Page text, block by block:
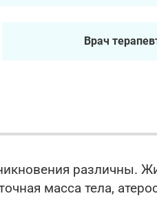
Врач
различны.
масса тела,